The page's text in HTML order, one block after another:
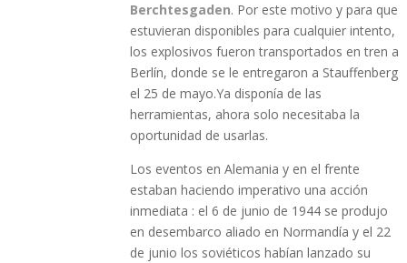
Berchtesgaden. Por este motivo y para que
estuvieran disponibles para cualquier intento,
los explosivos fueron transportados en tren a
Berlín, donde se le entregaron a Stauffenberg
el 25 de mayo.Ya disponía de las
herramientas, ahora solo necesitaba la
oportunidad de usarlas.
Los eventos en Alemania y en el frente
estaban haciendo imperativo una acción
inmediata : el 6 de junio de 1944 se produjo
en desembarco aliado en Normandía y el 22
de junio los soviéticos habían lanzado su